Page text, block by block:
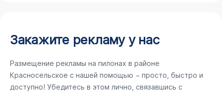
Закажите рекламу у нас
Размещение рекламы на пилонах в районе
Красносельское с нашей помощью − просто, быстро и
доступно! Убедитесь в этом лично, связавшись с